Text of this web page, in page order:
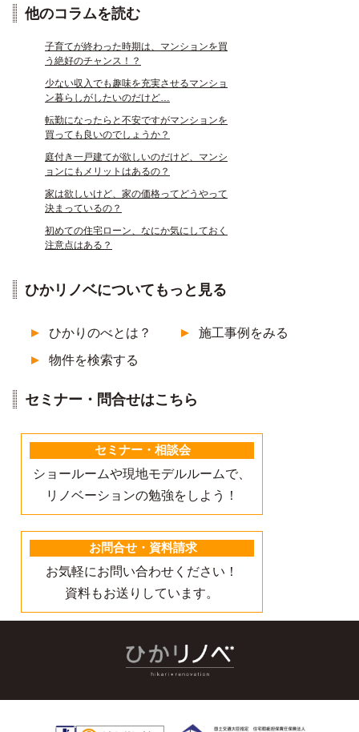
他のコラムを読む
子育てが終わった時期は、マンションを買
う絶好のチャンス！？
少ない収入でも趣味を充実させるマンショ
ン暮らしがしたいのだけど…
転勤になったらと不安ですがマンションを
買っても良いのでしょうか？
庭付き一戸建てが欲しいのだけど、マンシ
ョンにもメリットはあるの？
家は欲しいけど、家の価格ってどうやって
決まっているの？
初めての住宅ローン、なにか気にしておく
注意点はある？
ひかリノベについてもっと見る
ひかりのべとは？
施工事例をみる
物件を検索する
セミナー・問合せはこちら
セミナー・相談会
ショールームや現地モデルルームで、
リノベーションの勉強をしよう！
お問合せ・資料請求
お気軽にお問い合わせください！
資料もお送りしています。